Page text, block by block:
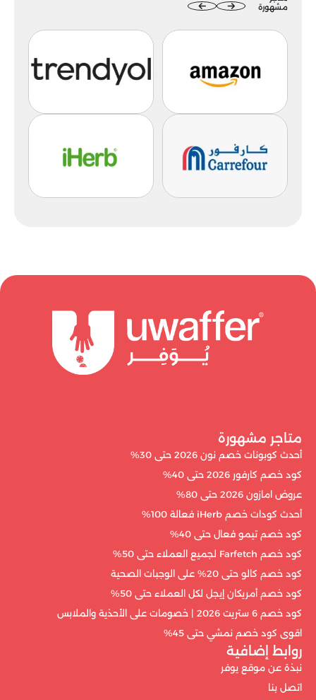
مشهورة
متاجر مشهورة
أحدث كوبونات خصم نون 2026 حتى 30%
كود خصم كارفور 2026 حتى 40%
عروض امازون 2026 حتى 80%
أحدث كودات خصم iHerb فعالة 100%
كود خصم تيمو فعال حتى 40%
كود خصم Farfetch لجميع العملاء حتى 50%
كود خصم كالو حتى 20% على الوجبات الصحية
كود خصم أمريكان إيجل لكل العملاء حتى 50%
كود خصم 6 ستريت 2026 | خصومات على الأحذية والملابس
اقوى كود خصم نمشي حتى 45%
روابط إضافية
نبذة عن موقع يوفر
اتصل بنا